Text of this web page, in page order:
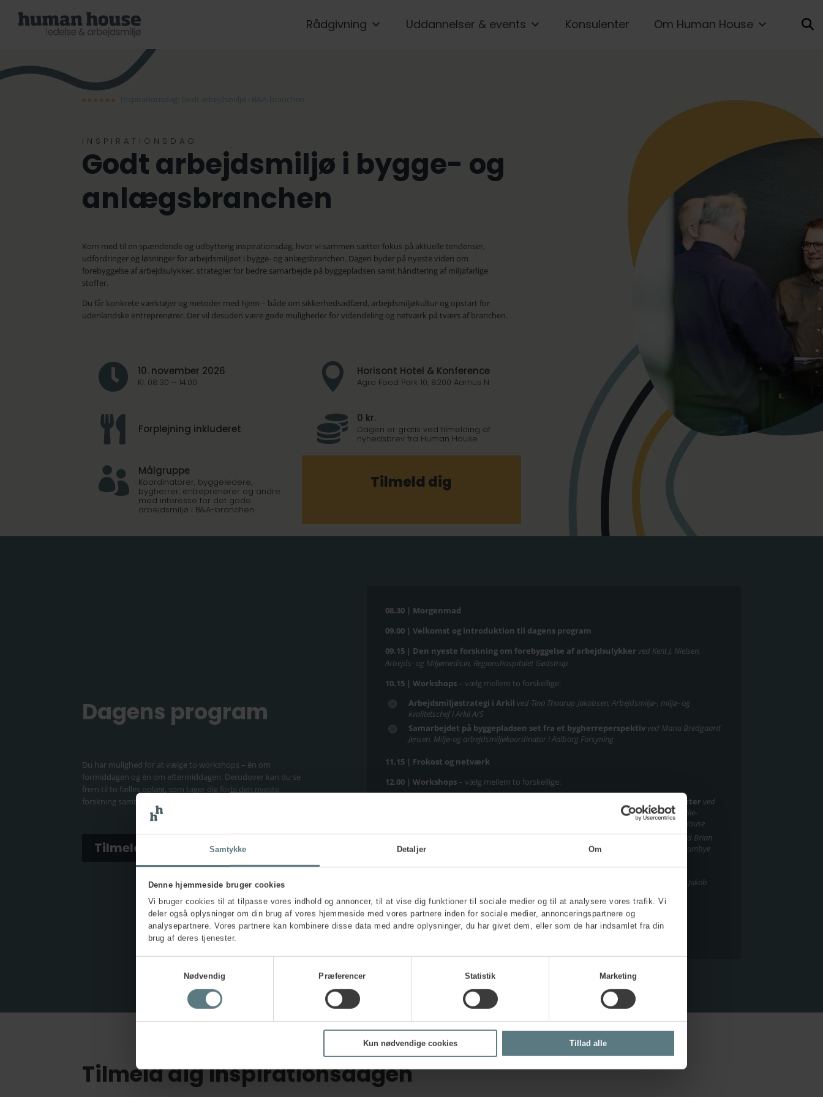
Samtykke Detaljer Om
Denne hjemmeside bruger cookies
Vi bruger cookies til at tilpasse vores indhold og annoncer, til at vise dig funktioner til sociale medier og til at analysere vores trafik. Vi
deler også oplysninger om din brug af vores hjemmeside med vores partnere inden for sociale medier, annonceringspartnere og
analysepartnere. Vores partnere kan kombinere disse data med andre oplysninger, du har givet dem, eller som de har indsamlet fra din
brug af deres tjenester.
Nødvendig
Præferencer Statistik Marketing
Kun nødvendige cookies Tillad alle
Rådgivning Uddannelser & events Konsulenter Om Human House
Inspirationsdag: Godt arbejdsmiljø i B&A-branchen
INSPIRATIONSDAG
Godt arbejdsmiljø i bygge- og
anlægsbranchen
Kom med til en spændende og udbytterig inspirationsdag, hvor vi sammen sætter fokus på aktuelle tendenser,
udfordringer og løsninger for arbejdsmiljøet i bygge- og anlægsbranchen. Dagen byder på nyeste viden om
forebyggelse af arbejdsulykker, strategier for bedre samarbejde på byggepladsen samt håndtering af miljøfarlige
stoffer.
Du får konkrete værktøjer og metoder med hjem – både om sikkerhedsadfærd, arbejdsmiljøkultur og opstart for
udenlandske entreprenører. Der vil desuden være gode muligheder for videndeling og netværk på tværs af branchen.
 10. november 2026
Kl. 08.30 – 14.00  Horisont Hotel & Konference
Agro Food Park 10, 8200 Aarhus N
 Forplejning inkluderet  0 kr.
Dagen er gratis ved tilmelding af
nyhedsbrev fra Human House
 Målgruppe
Koordinatorer, byggeledere,
bygherrer, entreprenører og andre
med interesse for det gode
arbejdsmiljø i B&A-branchen.
Tilmeld dig
Dagens program
Du har mulighed for at vælge to workshops – én om
formiddagen og én om eftermiddagen. Derudover kan du se
frem til to fælles oplæg, som tager dig forbi den nyeste
forskning samt vaner og adfærd i bygge- og anlægsbranchen.
Tilmeld dig
08.30 | Morgenmad
09.00 | Velkomst og introduktion til dagens program
09.15 | Den nyeste forskning om forebyggelse af arbejdsulykker ved Kent J. Nielsen,
Arbejds- og Miljømedicin, Regionshospitalet Gødstrup
10.15 | Workshops– vælg mellem to forskellige:
Arbejdsmiljøstrategi i Arkil ved Tina Thaarup Jakobsen, Arbejdsmiljø-, miljø- og
kvalitetschef i Arkil A/S
Samarbejdet på byggepladsen set fra et bygherreperspektiv ved Maria Bredgaard
Jensen, Miljø-og arbejdsmiljøkoordinator i Aalborg Forsyning
11.15 | Frokost og netværk
12.00 | Workshops– vælg mellem to forskellige:
Sådan håndterer du miljøfarlige stoffer og asbest i danske byggeprojekter ved
Jette Knudsen, teknisk arbejdsmiljøkonsulent og civilingeniør, Human House og Emilie-
Matilde Tiku Lybecker, strategisk arbejdsmiljøkonsulent og miljøteknolog, Human House
Hvordan får udenlandske entreprenører en god opstart i Danmark?ved Brian
Foldager Larsen, koordinator og arbejdsmiljøkonsulent, Human House og Martin Lumbye
ved Jakob
13.45 | Afrunding
Tilmeld dig inspirationsdagen